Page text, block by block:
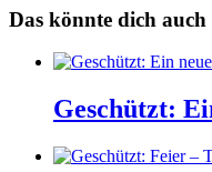
Das könnte dich
Geschützt: